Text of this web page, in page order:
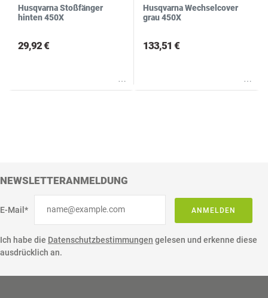
Husqvarna Stoßfänger
hinten 450X
29,92 €
Husqvarna Wechselcover
grau 450X
133,51 €
NEWSLETTERANMELDUNG
E-Mail* ANMELDEN
Ich habe die Datenschutzbestimmungen gelesen und erkenne diese
ausdrücklich an.